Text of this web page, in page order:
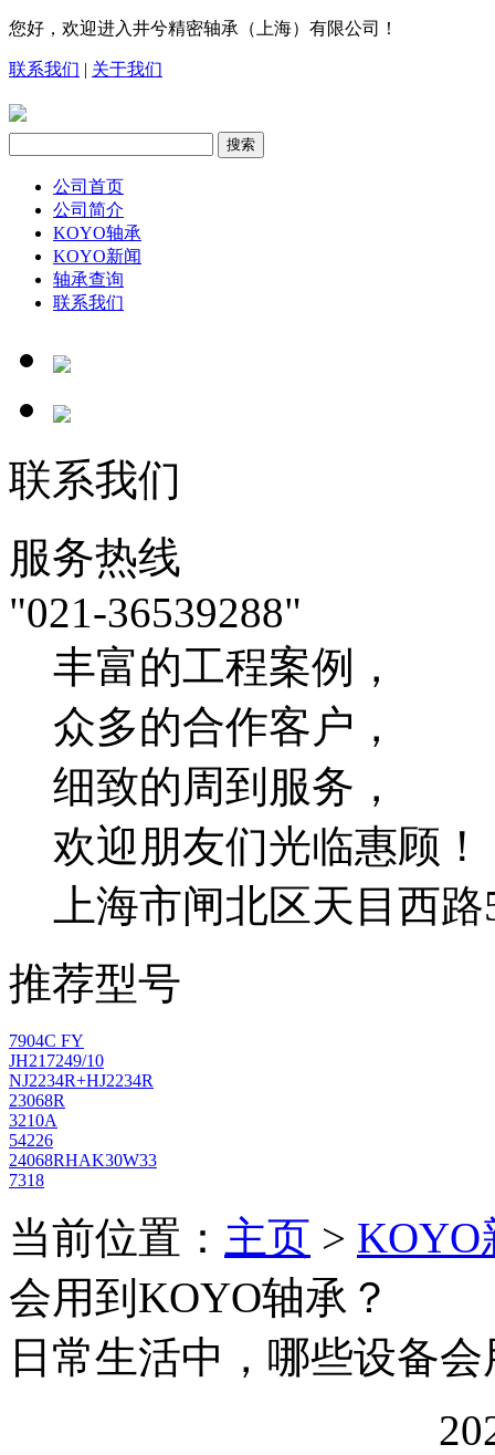
您好，欢迎进入井兮精密轴承（上海）有限公司！
联系我们 | 关于我们
公司首页
公司简介
KOYO轴承
KOYO新闻
轴承查询
联系我们
联系我们
服务热线
"021-36539288"
丰富的工程案例，
众多的合作客户，
细致的周到服务，
欢迎朋友们光临惠顾！
上海市闸北区天目西
推荐型号
7904C FY
JH217249/10
NJ2234R+HJ2234R
23068R
3210A
54226
24068RHAK30W33
7318
当前位置： 主页 > KOYO
会用到KOYO轴承？
日常生活中，哪些设备